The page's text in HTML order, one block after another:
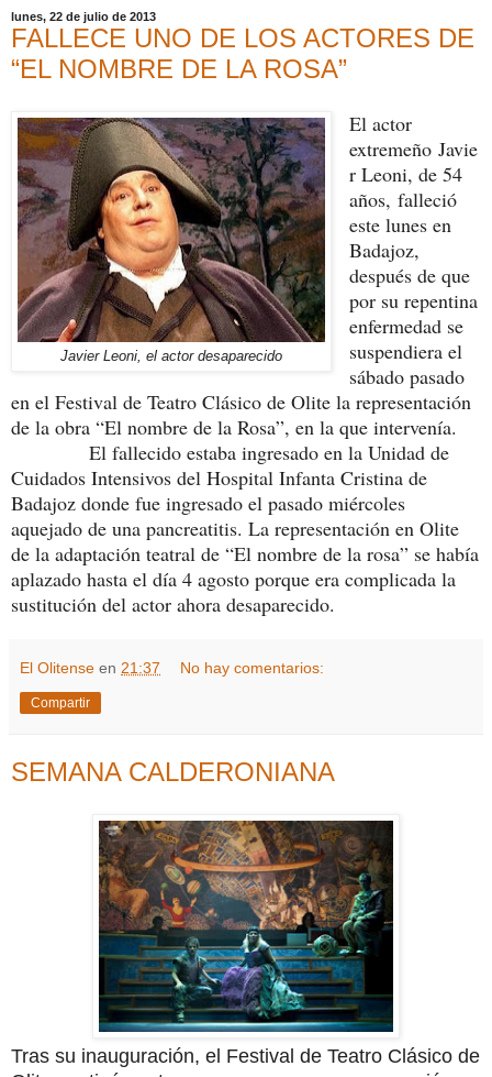
lunes, 22 de julio de 2013
FALLECE UNO DE LOS ACTORES DE
“EL NOMBRE DE LA ROSA”
Javier Leoni, el actor desaparecido
El actor
extremeño Javie
r Leoni, de 54
años, falleció
este lunes en
Badajoz,
después de que
por su repentina
enfermedad se
suspendiera el
sábado pasado
en el Festival de Teatro Clásico de Olite la representación
de la obra “El nombre de la Rosa”, en la que intervenía.
El fallecido estaba ingresado en la Unidad de
Cuidados Intensivos del Hospital Infanta Cristina de
Badajoz donde fue ingresado el pasado miércoles
aquejado de una pancreatitis. La representación en Olite
de la adaptación teatral de “El nombre de la rosa” se había
aplazado hasta el día 4 agosto porque era complicada la
sustitución del actor ahora desaparecido.
El Olitense en 21:37 No hay comentarios:
Compartir
SEMANA CALDERONIANA
Tras su inauguración, el Festival de Teatro Clásico de